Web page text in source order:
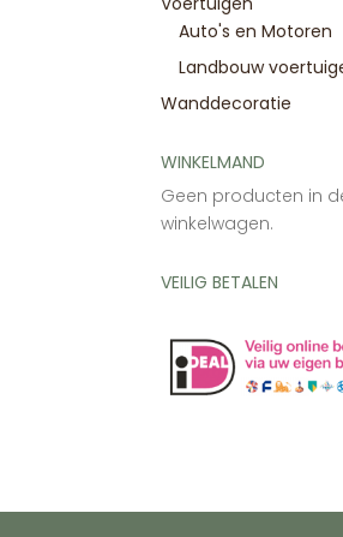
Auto's en Motoren
Landbouw
Wanddecoratie
WINKELMAND
Geen producten in
winkelwagen.
VEILIG BETALEN